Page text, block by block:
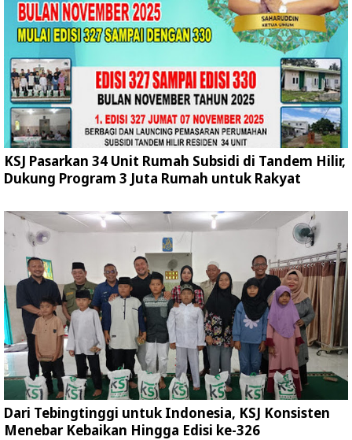
KSJ Pasarkan 34 Unit Rumah Subsidi di Tandem Hilir,
Dukung Program 3 Juta Rumah untuk Rakyat
Dari Tebingtinggi untuk Indonesia, KSJ Konsisten
Menebar Kebaikan Hingga Edisi ke-326